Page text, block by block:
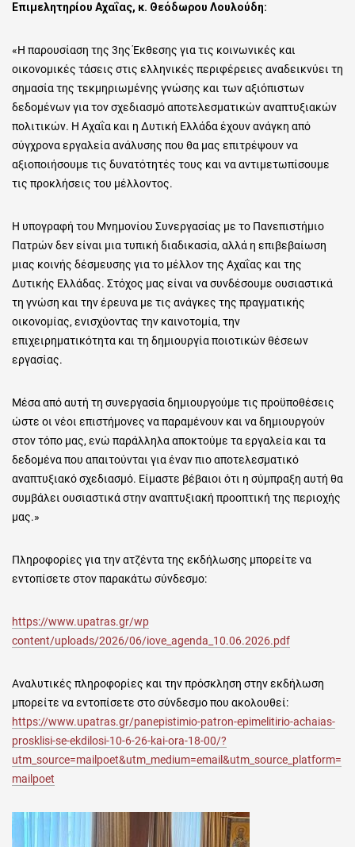
Επιμελητηρίου Αχαΐας, κ. Θεόδωρου Λουλούδη:
«Η παρουσίαση της 3ης Έκθεσης για τις κοινωνικές και
οικονομικές τάσεις στις ελληνικές περιφέρειες αναδεικνύει τη
σημασία της τεκμηριωμένης γνώσης και των αξιόπιστων
δεδομένων για τον σχεδιασμό αποτελεσματικών αναπτυξιακών
πολιτικών. Η Αχαΐα και η Δυτική Ελλάδα έχουν ανάγκη από
σύγχρονα εργαλεία ανάλυσης που θα μας επιτρέψουν να
αξιοποιήσουμε τις δυνατότητές τους και να αντιμετωπίσουμε
τις προκλήσεις του μέλλοντος.
Η υπογραφή του Μνημονίου Συνεργασίας με το Πανεπιστήμιο
Πατρών δεν είναι μια τυπική διαδικασία, αλλά η επιβεβαίωση
μιας κοινής δέσμευσης για το μέλλον της Αχαΐας και της
Δυτικής Ελλάδας. Στόχος μας είναι να συνδέσουμε ουσιαστικά
τη γνώση και την έρευνα με τις ανάγκες της πραγματικής
οικονομίας, ενισχύοντας την καινοτομία, την
επιχειρηματικότητα και τη δημιουργία ποιοτικών θέσεων
εργασίας.
Μέσα από αυτή τη συνεργασία δημιουργούμε τις προϋποθέσεις
ώστε οι νέοι επιστήμονες να παραμένουν και να δημιουργούν
στον τόπο μας, ενώ παράλληλα αποκτούμε τα εργαλεία και τα
δεδομένα που απαιτούνται για έναν πιο αποτελεσματικό
αναπτυξιακό σχεδιασμό. Είμαστε βέβαιοι ότι η σύμπραξη αυτή θα
συμβάλει ουσιαστικά στην αναπτυξιακή προοπτική της περιοχής
μας.»
Πληροφορίες για την ατζέντα της εκδήλωσης μπορείτε να
εντοπίσετε στον παρακάτω σύνδεσμο:
https://www.upatras.gr/wp
content/uploads/2026/06/iove_agenda_10.06.2026.pdf
Αναλυτικές πληροφορίες και την πρόσκληση στην εκδήλωση
μπορείτε να εντοπίσετε στο σύνδεσμο που ακολουθεί:
https://www.upatras.gr/panepistimio-patron-epimelitirio-achaias-
prosklisi-se-ekdilosi-10-6-26-kai-ora-18-00/?
utm_source=mailpoet&utm_medium=email&utm_source_platform=
mailpoet